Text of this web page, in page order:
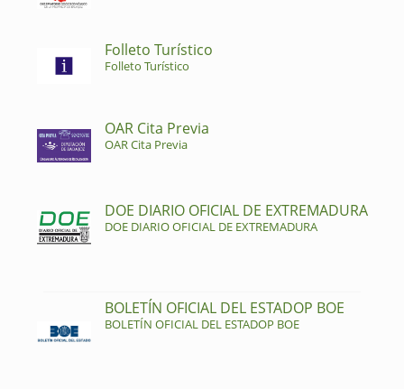
Folleto Turístico
Folleto Turístico
OAR Cita Previa
OAR Cita Previa
DOE DIARIO OFICIAL DE EXTREMADURA
DOE DIARIO OFICIAL DE EXTREMADURA
BOLETÍN OFICIAL DEL ESTADOP BOE
BOLETÍN OFICIAL DEL ESTADOP BOE